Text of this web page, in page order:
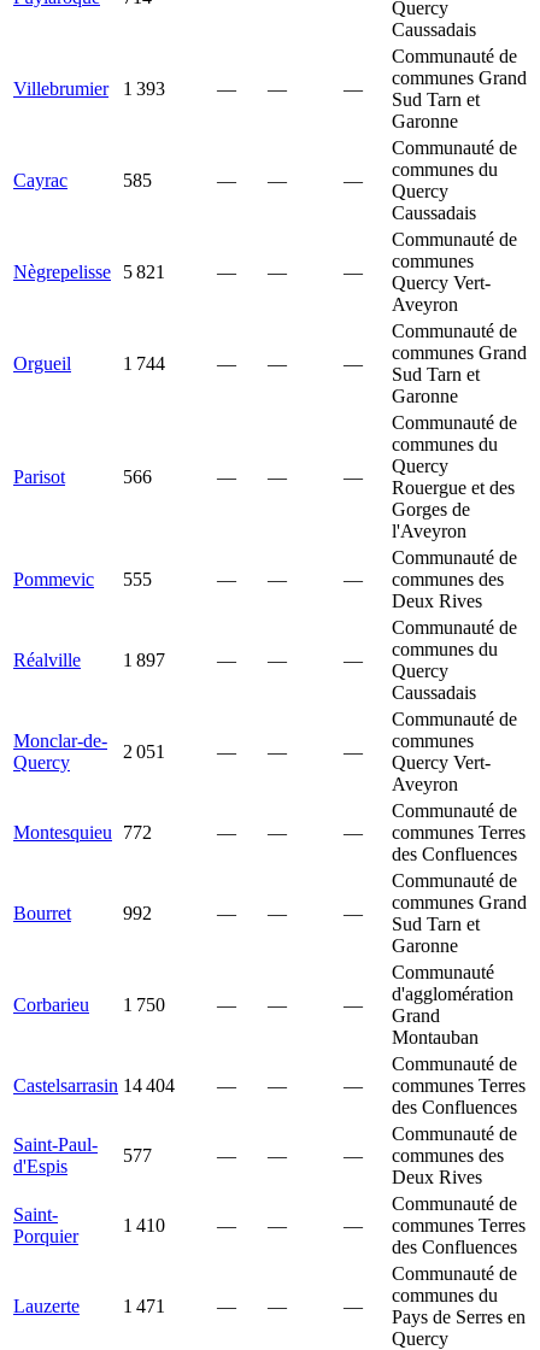
Quercy
Caussadais
Villebrumier 1 393 — — —
Communauté de
communes Grand
Sud Tarn et
Garonne
Cayrac 585 — — —
Communauté de
communes du
Quercy
Caussadais
Nègrepelisse 5 821 — — —
Communauté de
communes
Quercy Vert-
Aveyron
Orgueil 1 744 — — —
Communauté de
communes Grand
Sud Tarn et
Garonne
Parisot 566 — — —
Communauté de
communes du
Quercy
Rouergue et des
Gorges de
l'Aveyron
Pommevic 555 — — —
Communauté de
communes des
Deux Rives
Réalville 1 897 — — —
Communauté de
communes du
Quercy
Caussadais
Monclar-de-
Quercy
2 051 — — —
Communauté de
communes
Quercy Vert-
Aveyron
Montesquieu 772 — — —
Communauté de
communes Terres
des Confluences
Bourret 992 — — —
Communauté de
communes Grand
Sud Tarn et
Garonne
Corbarieu 1 750 — — —
Communauté
d'agglomération
Grand
Montauban
Castelsarrasin 14 404 — — —
Communauté de
communes Terres
des Confluences
Saint-Paul-
d'Espis
577 — — —
Communauté de
communes des
Deux Rives
Saint-
Porquier
1 410 — — —
Communauté de
communes Terres
des Confluences
Lauzerte 1 471 — — —
Communauté de
communes du
Pays de Serres en
Quercy